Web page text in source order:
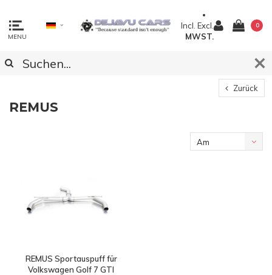
MENU
Incl. Excl.
MWST.
0
Zurück
REMUS
Am
REMUS Sportauspuff für
Volkswagen Golf 7 GTI